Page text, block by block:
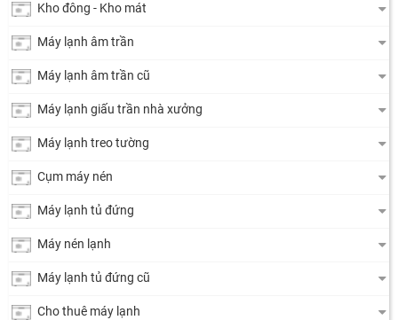
Kho đông - Kho mát
Máy lạnh âm trần
Máy lạnh âm trần cũ
Máy lạnh giấu trần nhà xưởng
Máy lạnh treo tường
Cụm máy nén
Máy lạnh tủ đứng
Máy nén lạnh
Máy lạnh tủ đứng cũ
Cho thuê máy lạnh